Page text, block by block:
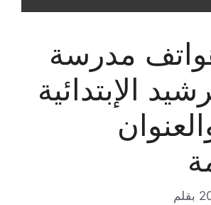
مدرسة
الإبتدائية
بقلم